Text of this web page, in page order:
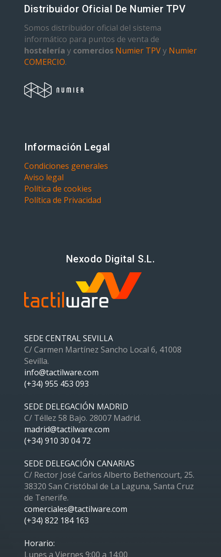
Distribuidor Oficial De Numier TPV
Somos distribuidor oficial del sistema
informático para puntos de venta de
hostelería y comercios Numier TPVy Numier
COMERCIO.
Información Legal
Condiciones generales
Aviso legal
Política de cookies
Política de Privacidad
Nexodo Digital S.L.
SEDE CENTRAL SEVILLA
C/ Carmen Martínez Sancho Local 6, 41008
Sevilla.
info@tactilware.com
(+34) 955 453 093
SEDE DELEGACIÓN MADRID
C/ Téllez 58 Bajo. 28007 Madrid.
madrid@tactilware.com
(+34) 910 30 04 72
SEDE DELEGACIÓN CANARIAS
C/ Rector José Carlos Alberto Bethencourt, 25.
38320 San Cristóbal de La Laguna, Santa Cruz
de Tenerife.
comerciales@tactilware.com
(+34) 822 184 163
Horario: